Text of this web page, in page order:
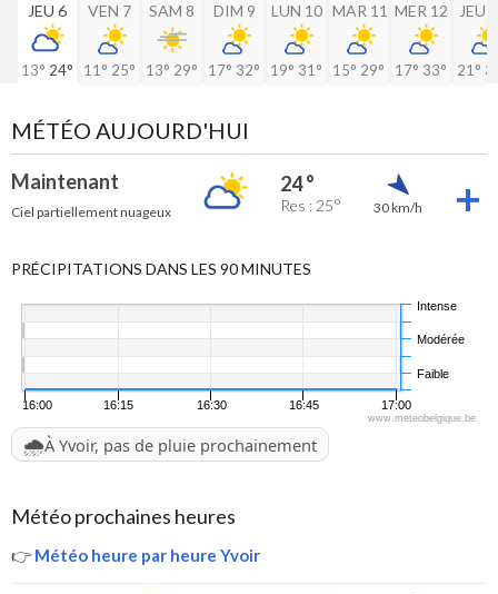
JEU 6
13° 24°
VEN 7
11° 25°
SAM 8
13° 29°
DIM 9
17° 32°
LUN 10
19° 31°
MAR 11
15° 29°
MER 12
17° 33°
JEU
21°
MÉTÉO AUJOURD'HUI
Maintenant
Ciel partiellement nuageux
24 °
Res : 25° 30 km/h
PRÉCIPITATIONS DANS LES 90 MINUTES
16:00 16:15 16:30 16:45 17:00
Faible
Modérée
Intense
www.meteobelgique.be
🌧️À Yvoir, pas de pluie prochainement
Météo prochaines heures
👉 Météo heure par heure Yvoir